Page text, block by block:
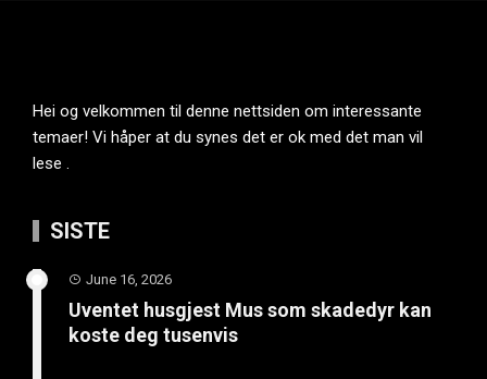
Hei og velkommen til denne nettsiden om interessante
temaer! Vi håper at du synes det er ok med det man vil
lese .
SISTE
June 16, 2026
Uventet husgjest Mus som skadedyr kan
koste deg tusenvis